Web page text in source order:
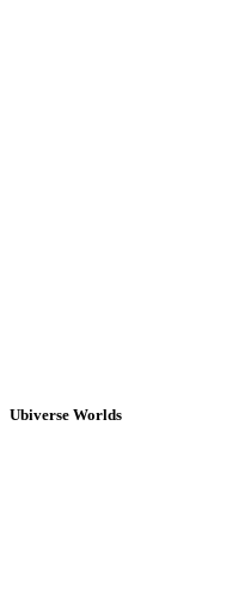
Ubiverse Worlds